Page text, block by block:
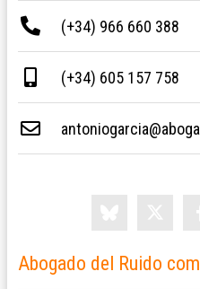
(+34) 966 660 388
(+34) 605 157 758
Abogado del Ruido